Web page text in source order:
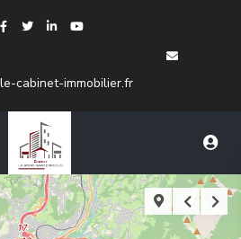
cabinet-immobilier.fr